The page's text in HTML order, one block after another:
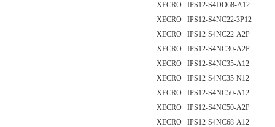
XECRO IPS12-S4DO68-A12
XECRO IPS12-S4NC22-3P12
XECRO IPS12-S4NC22-A2P
XECRO IPS12-S4NC30-A2P
XECRO IPS12-S4NC35-A12
XECRO IPS12-S4NC35-N12
XECRO IPS12-S4NC50-A12
XECRO IPS12-S4NC50-A2P
XECRO IPS12-S4NC68-A12